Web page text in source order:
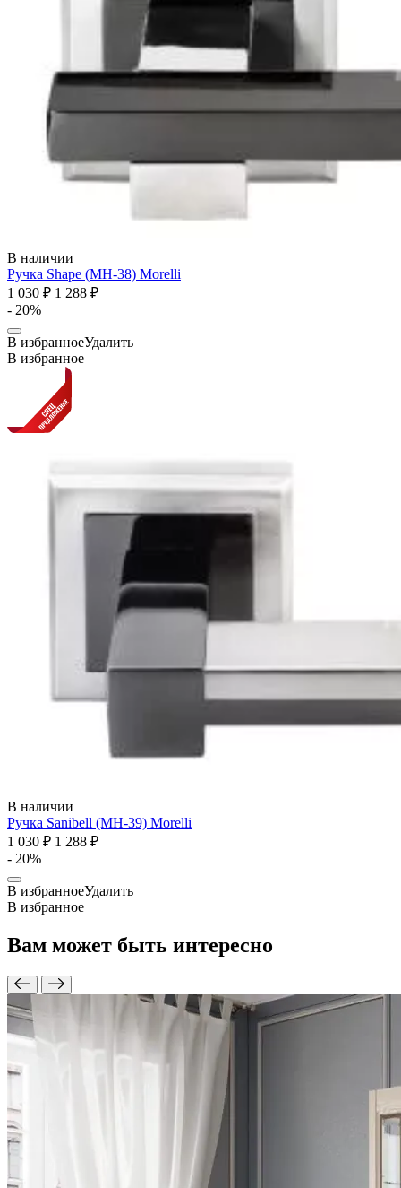
В наличии
Ручка Shape (MH-38) Morelli
1 030 ₽ 1 288 ₽
- 20%
В избранноеУдалить
В избранное
В наличии
Ручка Sanibell (MH-39) Morelli
1 030 ₽ 1 288 ₽
- 20%
В избранноеУдалить
В избранное
Вам может быть интересно